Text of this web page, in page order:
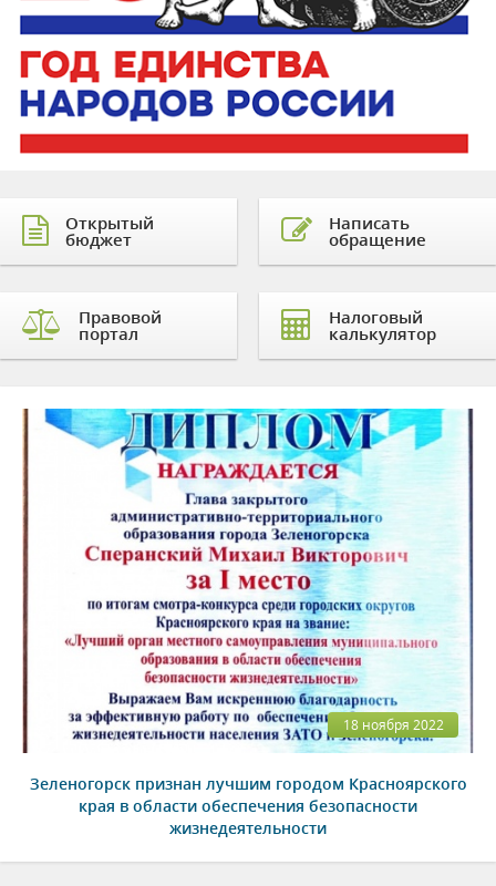
Открытый
бюджет
Правовой
портал
Написать
обращение
Налоговый
калькулятор
18 ноября 2022
Зеленогорск признан лучшим городом Красноярского
края в области обеспечения безопасности
жизнедеятельности